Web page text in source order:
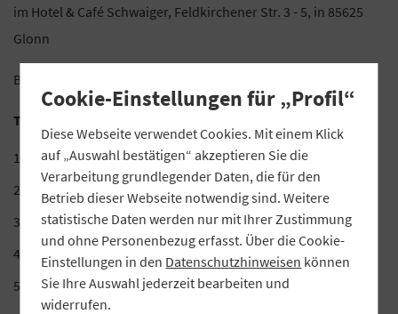
im Hotel & Café Schwaiger, Feldkirchener Str. 3 - 5, in 85625
Glonn
Beginn 14:00 Uhr
Tagesordnung:
Rechenschafts- und Kassenbericht 2025
Entlastung des Vorstandes für 2025
Entlastung des Beirates für 2025
Wahlen zum Beirat
Verschiedenes – Wünsche und Anträge
Cookie-Einstellungen für „Profil“
Diese Webseite verwendet Cookies. Mit einem Klick
auf „Auswahl bestätigen“ akzeptieren Sie die
Verarbeitung grundlegender Daten, die für den
Betrieb dieser Webseite notwendig sind. Weitere
statistische Daten werden nur mit Ihrer Zustimmung
und ohne Personenbezug erfasst. Über die Cookie-
Einstellungen in den Datenschutzhinweisen können
Sie Ihre Auswahl jederzeit bearbeiten und
widerrufen.